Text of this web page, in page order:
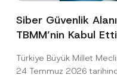
Siber Güvenlik
TBMM’nin Kabul
Türkiye Büyük Millet
24 Temmuz 2026